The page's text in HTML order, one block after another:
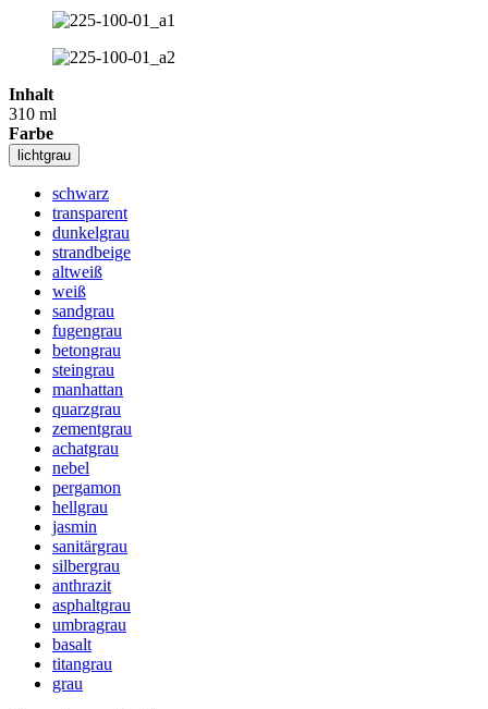
Inhalt
310 ml
Farbe
lichtgrau
schwarz
transparent
dunkelgrau
strandbeige
altweiß
weiß
sandgrau
fugengrau
betongrau
steingrau
manhattan
quarzgrau
zementgrau
achatgrau
nebel
pergamon
hellgrau
jasmin
sanitärgrau
silbergrau
anthrazit
asphaltgrau
umbragrau
basalt
titangrau
grau